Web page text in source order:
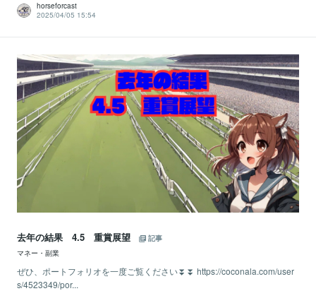
horseforcast
2025/04/05 15:54
去年の結果 4.5 重賞展望
記事
マネー・副業
ぜひ、ポートフォリオを一度ご覧ください⏬⏬ https://coconala.com/user
s/4523349/por...